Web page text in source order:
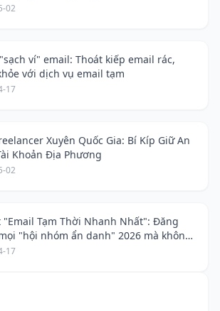
02
ví" email: Thoát kiếp email rác,
với dịch vụ email tạm
17
Xuyên Quốc Gia: Bí Kíp Giữ An
Khoản Địa Phương
02
"Email Tạm Thời Nhanh Nhất": Đăng
"hội nhóm ẩn danh" 2026 mà không
17